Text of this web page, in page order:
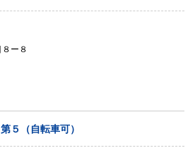
ー８
５（自転車可）